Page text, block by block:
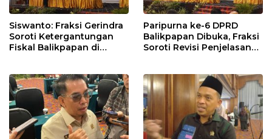
Siswanto: Fraksi Gerindra
Soroti Ketergantungan
Fiskal Balikpapan di
Paripurna ke-6 DPRD
Balikpapan Dibuka, Fraksi
Soroti Revisi Penjelasan